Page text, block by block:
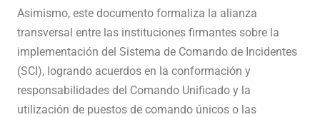
Asimismo, este documento formaliza la alianza
transversal entre las instituciones firmantes sobre la
implementación del Sistema de Comando de Incidentes
(SCI), logrando acuerdos en la conformación y
responsabilidades del Comando Unificado y la
utilización de puestos de comando únicos o las